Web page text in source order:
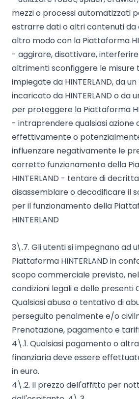
mezzi o processi automatizzati
estrarre dati o altri contenuti da
altro modo con la Piattaforma
- aggirare, disattivare,
altrimenti sconfiggere le misure
impiegate da HINTERLAND, da
incaricato da HINTERLAND o da
per proteggere la Piattaforma
- intraprendere qualsiasi azione
effettivamente o
influenzare negativamente le
corretto funzionamento della
HINTERLAND - tentare di
disassemblare o decodificare il
per il funzionamento della
HINTERLAND
3\.7. Gli utenti si impegnano ad
Piattaforma HINTERLAND in
scopo commerciale previsto,
condizioni legali e delle presenti
Qualsiasi abuso o tentativo di
perseguito penalmente e/o
Prenotazione, pagamento e
4\.1. Qualsiasi pagamento o
finanziaria deve essere
in euro.
4\.2. Il prezzo dell'affitto per